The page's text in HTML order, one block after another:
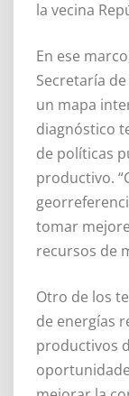
la vecina
En ese
Secretaría
un mapa
diagnóstico
de políticas
productivo.
tomar
recursos de
Otro de los
de energías
productivos